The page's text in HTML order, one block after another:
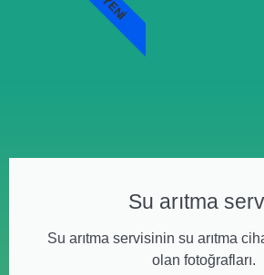
Su arıtma
Su arıtma servisinin su arıtma
olan fotoğrafları.
YENI